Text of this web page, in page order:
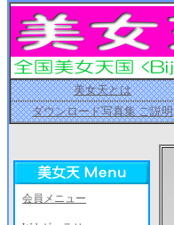
美女天とは
ダウンロード写真集 ご説明
会員メニュー